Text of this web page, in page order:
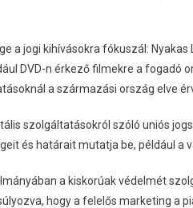
a jogi kihívásokra fókuszál:
DVD-n érkező filmekre a fogadó
a származási ország elve
szolgáltatásokról szóló uniós
és határait mutatja be, például a
a kiskorúak védelmét
hogy a felelős marketing a